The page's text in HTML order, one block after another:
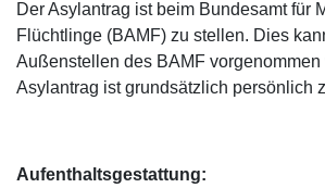
Der Asylantrag ist beim Bundesamt für
Flüchtlinge (BAMF) zu stellen. Dies
Außenstellen des BAMF vorgenommen
Asylantrag ist grundsätzlich persönlich
Aufenthaltsgestattung: